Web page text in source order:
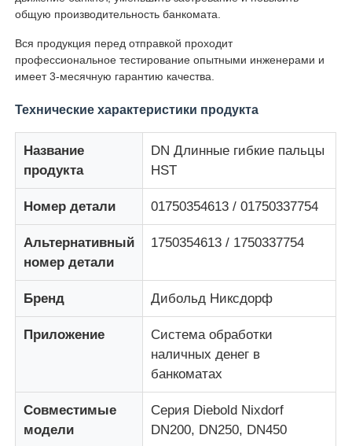
Главная страница
Продукция
Ролики
О Компании
Наша фабрика
контактные данные
общую производительность банкомата.
Вся продукция перед отправкой проходит
профессиональное тестирование опытными инженерами и
имеет 3-месячную гарантию качества.
Технические характеристики продукта
Название
продукта
DN Длинные гибкие пальцы
HST
Номер детали 01750354613 / 01750337754
Альтернативный
номер детали
1750354613 / 1750337754
Бренд Дибольд Никсдорф
Приложение
Система обработки
наличных денег в
банкоматах
Совместимые
модели
Серия Diebold Nixdorf
DN200, DN250, DN450